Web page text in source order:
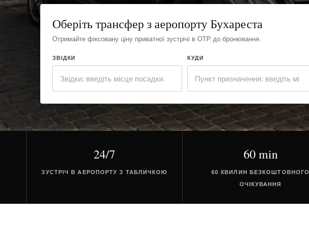
Оберіть трансфер з аеропорту Бухареста
Отримайте фіксовану ціну приватної зустрічі в OTP до бронювання.
ЗВІДКИ КУДИ
24/7
ЗУСТРІЧ В АЕРОПОРТУ З ТАБЛИЧКОЮ
60 min
60 ХВИЛИН БЕЗКОШТОВНОГО
ОЧІКУВАННЯ